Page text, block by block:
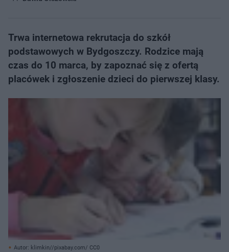
Trwa internetowa rekrutacja do szkół
podstawowych w Bydgoszczy. Rodzice mają
czas do 10 marca, by zapoznać się z ofertą
placówek i zgłoszenie dzieci do pierwszej klasy.
Autor: klimkin//pixabay.com/ CC0